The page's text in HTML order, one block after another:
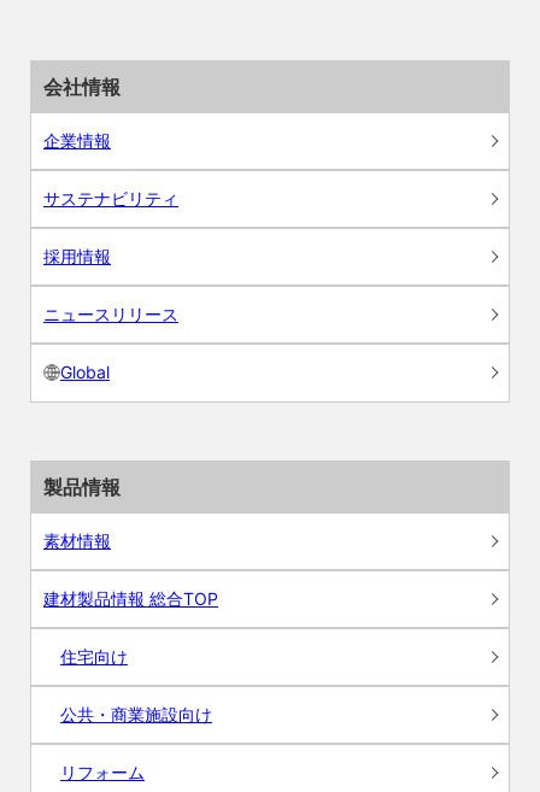
会社情報
企業情報
サステナビリティ
採用情報
ニュースリリース
Global
製品情報
素材情報
建材製品情報 総合TOP
住宅向け
公共・商業施設向け
リフォーム